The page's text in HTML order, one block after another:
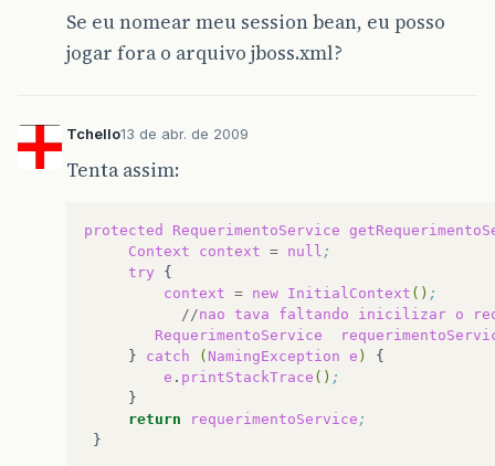
Se eu nomear meu session bean, eu posso
jogar fora o arquivo jboss.xml?
Tchello13 de abr. de 2009
Tenta assim:
protected RequerimentoService
Context
context = null ;
try
{
context = new InitialContext () ;
//nao tava faltando inicilizar o
RequerimentoService
}
catch ( NamingException e )
{
e . printStackTrace () ;
}
return
requerimentoService ;